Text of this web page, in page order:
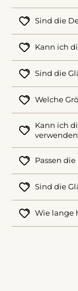
Sind die
Kann ich
Sind die
Welche
Kann ich
Passen
Sind die
Wie lange